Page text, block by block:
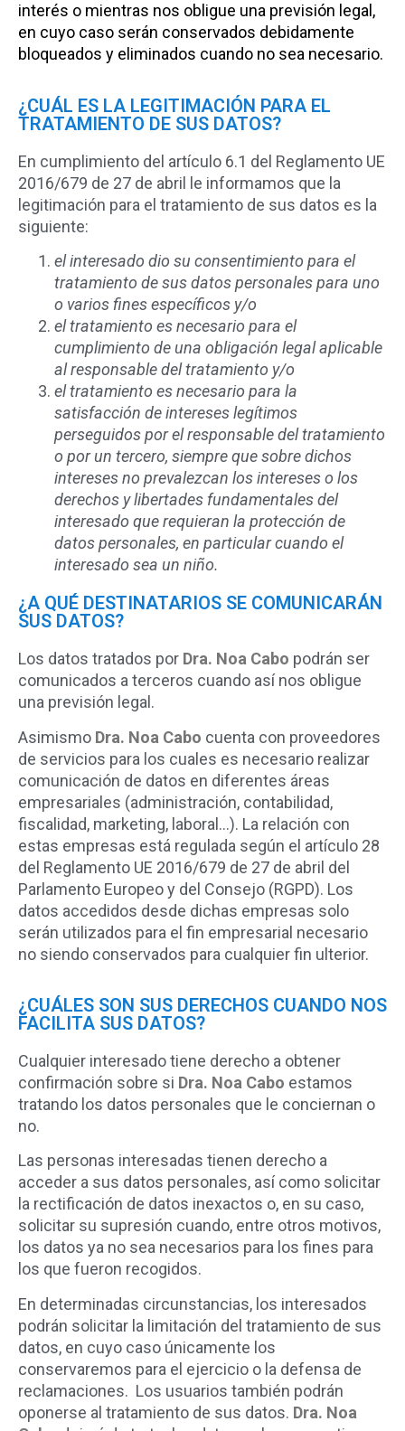
interés o mientras nos obligue una previsión legal,
en cuyo caso serán conservados debidamente
bloqueados y eliminados cuando no sea necesario.
¿CUÁL ES LA LEGITIMACIÓN PARA EL
TRATAMIENTO DE SUS DATOS?
En cumplimiento del artículo 6.1 del Reglamento UE
2016/679 de 27 de abril le informamos que la
legitimación para el tratamiento de sus datos es la
siguiente:
el interesado dio su consentimiento para el
tratamiento de sus datos personales para uno
o varios fines específicos y/o
el tratamiento es necesario para el
cumplimiento de una obligación legal aplicable
al responsable del tratamiento y/o
el tratamiento es necesario para la
satisfacción de intereses legítimos
perseguidos por el responsable del tratamiento
o por un tercero, siempre que sobre dichos
intereses no prevalezcan los intereses o los
derechos y libertades fundamentales del
interesado que requieran la protección de
datos personales, en particular cuando el
interesado sea un niño.
¿A QUÉ DESTINATARIOS SE COMUNICARÁN
SUS DATOS?
Los datos tratados por Dra. Noa Cabo podrán ser
comunicados a terceros cuando así nos obligue
una previsión legal.
Asimismo Dra. Noa Cabo cuenta con proveedores
de servicios para los cuales es necesario realizar
comunicación de datos en diferentes áreas
empresariales (administración, contabilidad,
fiscalidad, marketing, laboral…). La relación con
estas empresas está regulada según el artículo 28
del Reglamento UE 2016/679 de 27 de abril del
Parlamento Europeo y del Consejo (RGPD). Los
datos accedidos desde dichas empresas solo
serán utilizados para el fin empresarial necesario
no siendo conservados para cualquier fin ulterior.
¿CUÁLES SON SUS DERECHOS CUANDO NOS
FACILITA SUS DATOS?
Cualquier interesado tiene derecho a obtener
confirmación sobre si Dra. Noa Cabo estamos
tratando los datos personales que le conciernan o
no.
Las personas interesadas tienen derecho a
acceder a sus datos personales, así como solicitar
la rectificación de datos inexactos o, en su caso,
solicitar su supresión cuando, entre otros motivos,
los datos ya no sea necesarios para los fines para
los que fueron recogidos.
En determinadas circunstancias, los interesados
podrán solicitar la limitación del tratamiento de sus
datos, en cuyo caso únicamente los
conservaremos para el ejercicio o la defensa de
reclamaciones. Los usuarios también podrán
oponerse al tratamiento de sus datos. Dra. Noa